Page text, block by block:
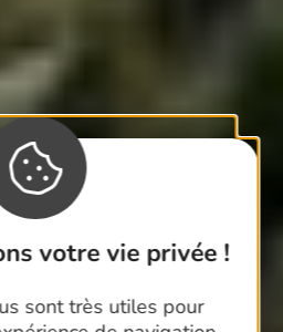
votre vie privée !
sont très utiles pour